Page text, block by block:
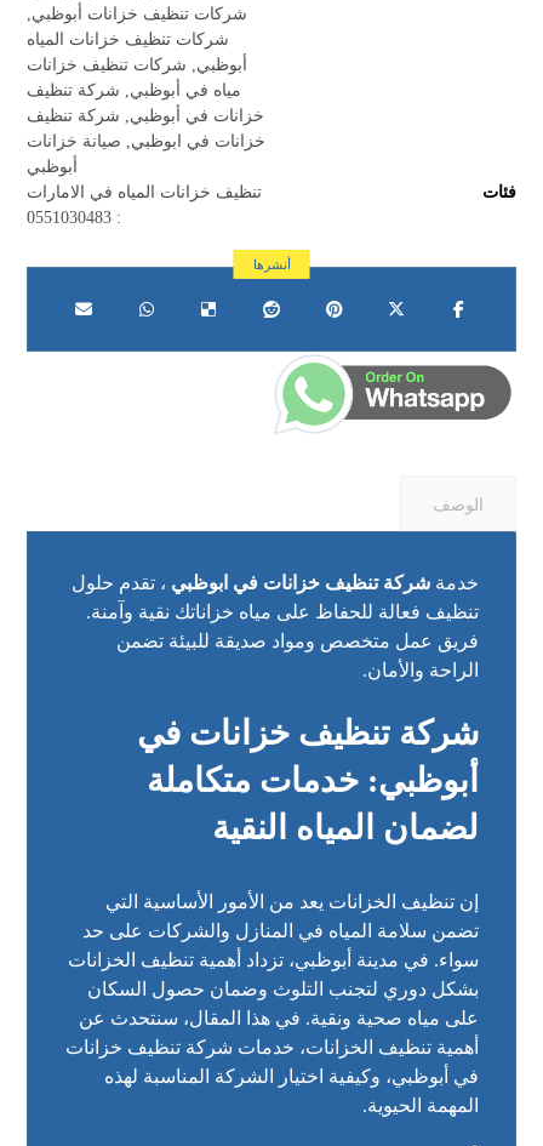
شركات تنظيف خزانات أبوظبي,
شركات تنظيف خزانات المياه
أبوظبي, شركات تنظيف خزانات
مياه في أبوظبي, شركة تنظيف
خزانات في أبوظبي, شركة تنظيف
خزانات في ابوظبي, صيانة خزانات
أبوظبي
فئات
تنظيف خزانات المياه في الامارات
: 0551030483
الوصف
خدمةشركة تنظيف خزانات في ابوظبي ، تقدم حلول
تنظيف فعالة للحفاظ على مياه خزاناتك نقية وآمنة.
فريق عمل متخصص ومواد صديقة للبيئة تضمن
الراحة والأمان.
شركة تنظيف خزانات في
أبوظبي: خدمات متكاملة
لضمان المياه النقية
إن تنظيف الخزانات يعد من الأمور الأساسية التي
تضمن سلامة المياه في المنازل والشركات على حد
سواء. في مدينة أبوظبي، تزداد أهمية تنظيف الخزانات
بشكل دوري لتجنب التلوث وضمان حصول السكان
على مياه صحية ونقية. في هذا المقال، سنتحدث عن
أهمية تنظيف الخزانات، خدمات شركة تنظيف خزانات
في أبوظبي، وكيفية اختيار الشركة المناسبة لهذه
المهمة الحيوية.